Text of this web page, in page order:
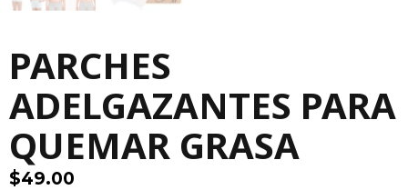
PARCHES
ADELGAZANTES PARA
QUEMAR GRASA
$49.00